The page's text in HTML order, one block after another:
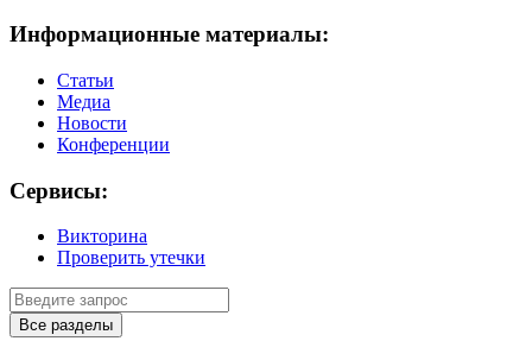
Информационные материалы:
Статьи
Медиа
Новости
Конференции
Сервисы:
Викторина
Проверить утечки
Все разделы